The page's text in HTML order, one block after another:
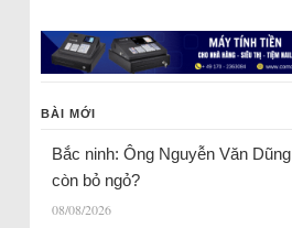
BÀI MỚI
Bắc ninh: Ông Nguyễn Văn
còn bỏ ngỏ?
08/08/2026